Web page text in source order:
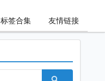
标签合集 友情链接